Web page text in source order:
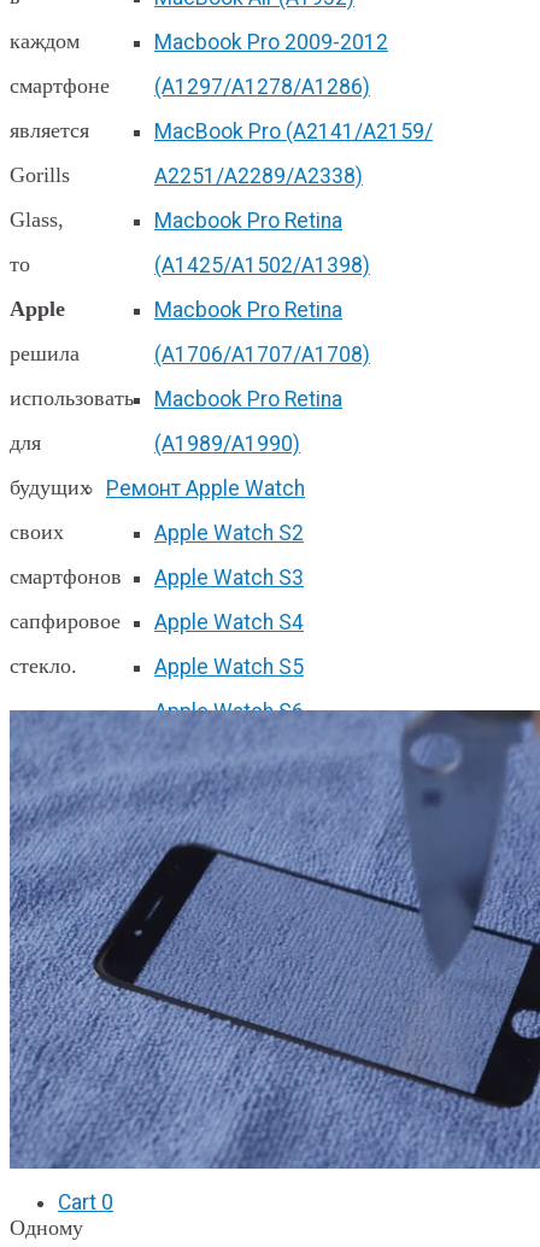
Macbook Pro 2009-2012
(A1297/A1278/A1286)
MacBook Pro (А2141/А2159/
А2251/A2289/A2338)
Macbook Pro Retina
(А1425/A1502/A1398)
Macbook Pro Retina
(А1706/A1707/A1708)
Macbook Pro Retina
(А1989/A1990)
Ремонт Apple Watch
Apple Watch S2
Apple Watch S3
Apple Watch S4
Apple Watch S5
Apple Watch S6
Apple Watch SE
Отзывы
Акции
Замена стекла на iPhone
Замена аккумулятора на iPhone
Замена дисплея на iPhone
Замена стекла на iPad
Замена заднего стекла на iPhone
Вакансии
F.A.Q
Cart 0
каждом
смартфоне
является
Gorills
Glass,
то
Apple
решила
использовать
для
будущих
своих
смартфонов
сапфировое
стекло.
Одному